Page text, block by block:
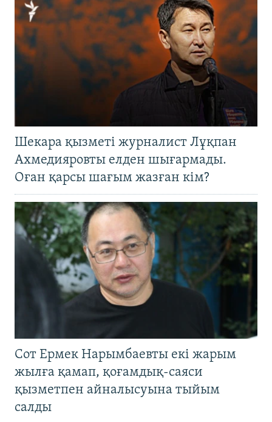
Шекара қызметі журналист Лұқпан
Ахмедияровты елден шығармады.
Оған қарсы шағым жазған кім?
Сот Ермек Нарымбаевты екі жарым
жылға қамап, қоғамдық-саяси
қызметпен айналысуына тыйым
салды